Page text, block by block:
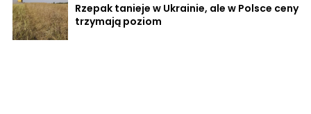
Rzepak tanieje w Ukrainie, ale w Polsce ceny
trzymają poziom